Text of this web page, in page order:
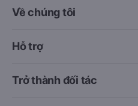
Về chúng tôi
Hỗ trợ
Trở thành đối tác